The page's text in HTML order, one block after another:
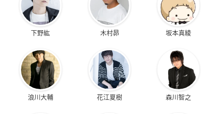
下野紘 木村昴 坂本真綾
浪川大輔 花江夏樹 森川智之